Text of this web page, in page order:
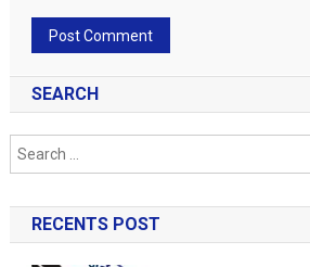
SEARCH
RECENTS POST